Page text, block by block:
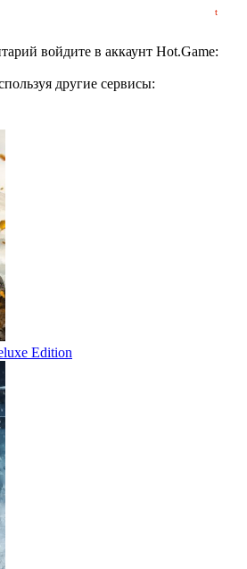
t
войдите в аккаунт Hot.Game:
другие сервисы:
Edition